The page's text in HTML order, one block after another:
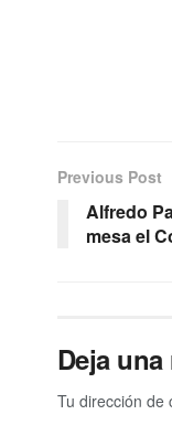
Previous Post
Alfredo
mesa el
Deja
Tu dirección de